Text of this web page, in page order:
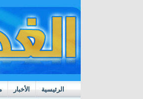
الرئيسية الأخبار